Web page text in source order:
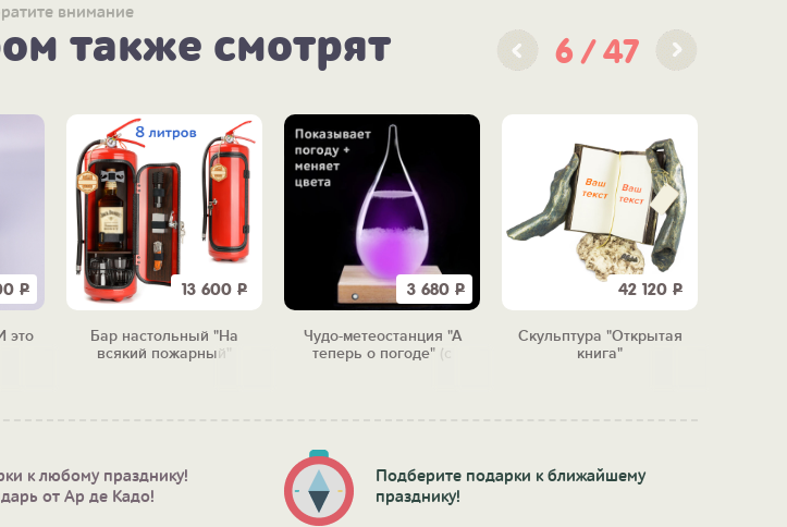
внимание
также смотрят 6 47
Р
это
13 600 Р
Бар настольный "На
всякий пожарный"
3 680 Р
Чудо-метеостанция "А
теперь о погоде" (с
42 120 Р
Скульптура "Открытая
книга"
к любому празднику!
от Ар де Кадо!
Подберите подарки к ближайшему
празднику!